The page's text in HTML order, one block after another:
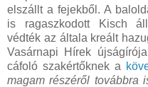
elszállt a fejekből. A
is ragaszkodott Kisch
védték az általa kreált
Vasárnapi Hírek
cáfoló szakértőknek a
magam részéről